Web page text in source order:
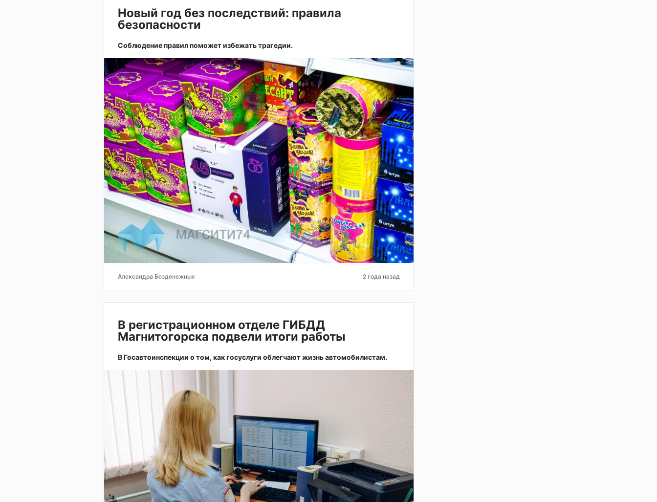
Новый год без последствий: правила
безопасности
Соблюдение правил поможет избежать трагедии.
Александра Безденежных 2 года назад
В регистрационном отделе ГИБДД
Магнитогорска подвели итоги работы
В Госавтоинспекции о том, как госуслуги облегчают жизнь автомобилистам.